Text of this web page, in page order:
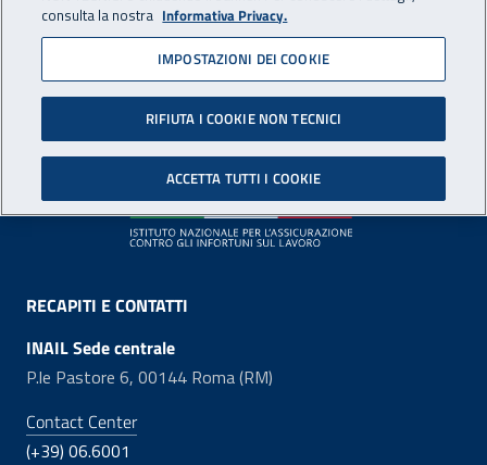
navigazione è possibile ritornare alla
Footer
RECAPITI E CONTATTI
INAIL Sede centrale
P.le Pastore 6, 00144 Roma (RM)
Contact Center
(+39) 06.6001
consulta la nostra Informativa Privacy.
IMPOSTAZIONI DEI COOKIE
RIFIUTA I COOKIE NON TECNICI
ACCETTA TUTTI I COOKIE